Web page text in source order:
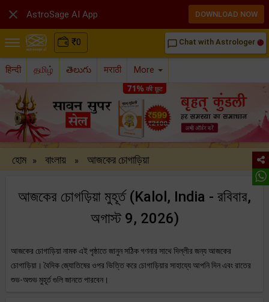
₹0 chat_bubble_outline Chat with Astrologer
हिन्दी தமிழ் తెలుగు मराठी More
হোম » বাংলায় » আজকের চোগাড়িয়া
আজকের চোগড়িয়া মুহূর্ত (Kalol, India - রবিবার,
অগাস্ট 9, 2026)
আজকের চোগাড়িয়া নামক এই পৃষ্ঠাতে জানুন সঠিক গণনার সাথে দিল্লীর জন্য আজকের
চোগাড়িয়া। বৈদিক জ্যোতিষের ওপর ভিত্তি করে চোগাড়িয়ার সাহায্যে আপনি দিন এবং রাতের
শুভ-অশুভ মুহূর্ত গুলি জানতে পারবেন।
 AstroSage AI App DOWNLOAD NOW